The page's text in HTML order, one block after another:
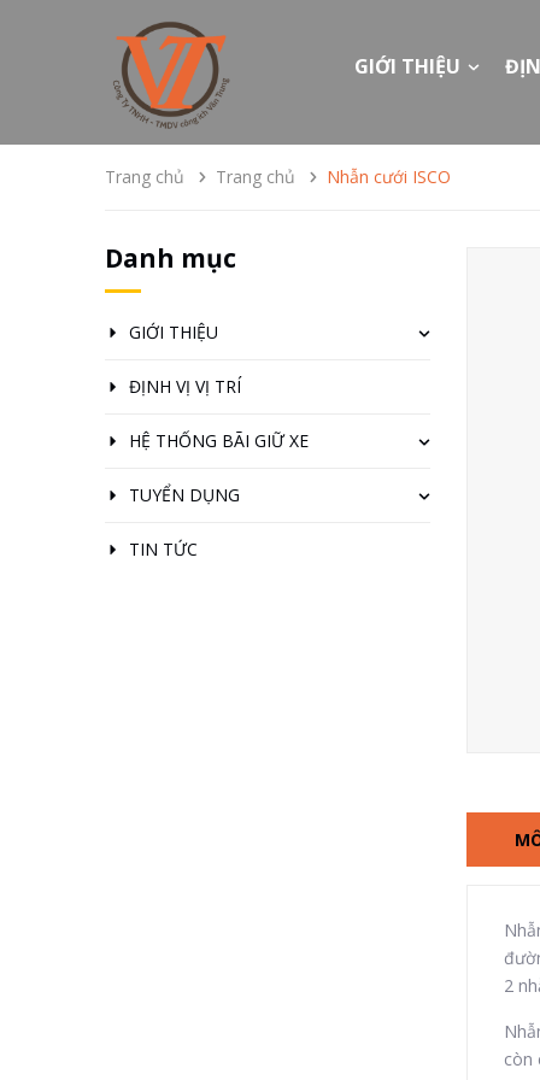
GIỚI THIỆU
Trang chủ Trang chủ Nhẫn cưới ISCO
2
còn
Danh mục
GIỚI THIỆU
ĐỊNH VỊ VỊ TRÍ
HỆ THỐNG BÃI GIỮ XE
TUYỂN DỤNG
TIN TỨC